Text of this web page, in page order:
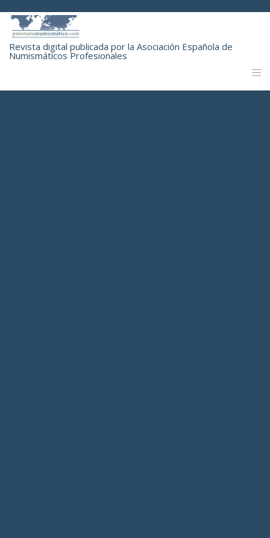
Revista digital publicada por la Asociación Española de
Numismáticos Profesionales